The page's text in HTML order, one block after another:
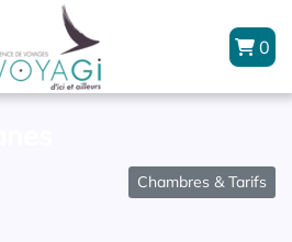
0
Chambres & Tarifs